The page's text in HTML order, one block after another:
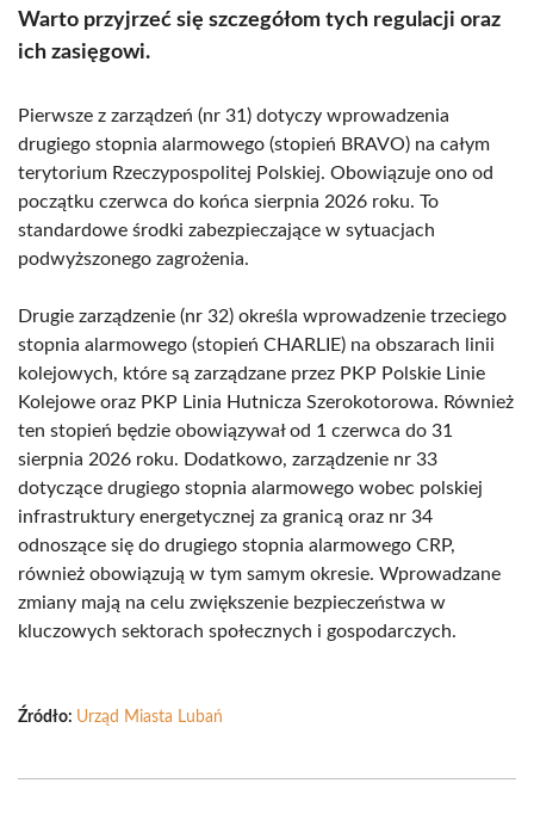
Warto przyjrzeć się szczegółom tych regulacji oraz
ich zasięgowi.
Pierwsze z zarządzeń (nr 31) dotyczy wprowadzenia
drugiego stopnia alarmowego (stopień BRAVO) na całym
terytorium Rzeczypospolitej Polskiej. Obowiązuje ono od
początku czerwca do końca sierpnia 2026 roku. To
standardowe środki zabezpieczające w sytuacjach
podwyższonego zagrożenia.
Drugie zarządzenie (nr 32) określa wprowadzenie trzeciego
stopnia alarmowego (stopień CHARLIE) na obszarach linii
kolejowych, które są zarządzane przez PKP Polskie Linie
Kolejowe oraz PKP Linia Hutnicza Szerokotorowa. Również
ten stopień będzie obowiązywał od 1 czerwca do 31
sierpnia 2026 roku. Dodatkowo, zarządzenie nr 33
dotyczące drugiego stopnia alarmowego wobec polskiej
infrastruktury energetycznej za granicą oraz nr 34
odnoszące się do drugiego stopnia alarmowego CRP,
również obowiązują w tym samym okresie. Wprowadzane
zmiany mają na celu zwiększenie bezpieczeństwa w
kluczowych sektorach społecznych i gospodarczych.
Źródło: Urząd Miasta Lubań